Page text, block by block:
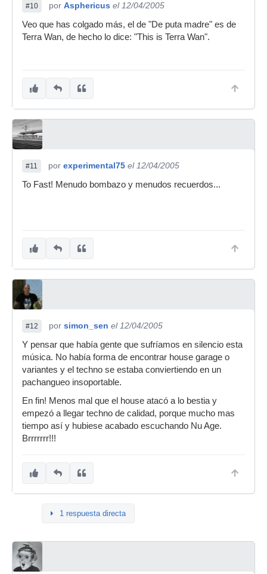
#10 por Asphericus el 12/04/2005
Veo que has colgado más, el de "De puta madre" es de
Terra Wan, de hecho lo dice: "This is Terra Wan".
#11 por experimental75 el 12/04/2005
To Fast! Menudo bombazo y menudos recuerdos...
#12 por simon_sen el 12/04/2005
Y pensar que había gente que sufríamos en silencio esta
música. No había forma de encontrar house garage o
variantes y el techno se estaba conviertiendo en un
pachangueo insoportable.
En fin! Menos mal que el house atacó a lo bestia y
empezó a llegar techno de calidad, porque mucho mas
tiempo así y hubiese acabado escuchando Nu Age.
Brrrrrrr!!!
1 respuesta directa